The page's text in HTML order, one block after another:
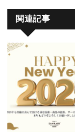
関連記事